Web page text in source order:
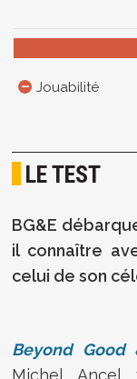
Jouabilité
LE TEST
BG&E
il connaître
celui de son
Beyond Good
Michel